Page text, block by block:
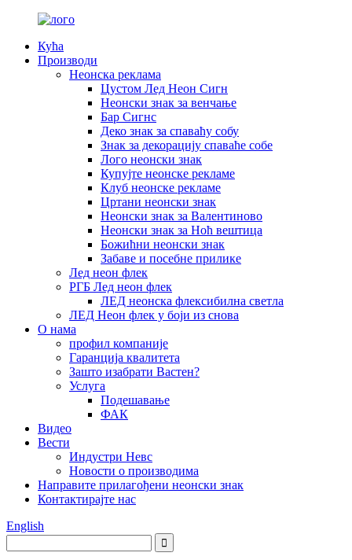
Кућа
Производи
Неонска реклама
Цустом Лед Неон Сигн
Неонски знак за венчање
Бар Сигнс
Деко знак за спаваћу собу
Знак за декорацију спаваће собе
Лого неонски знак
Купујте неонске рекламе
Клуб неонске рекламе
Цртани неонски знак
Неонски знак за Валентиново
Неонски знак за Ноћ вештица
Божићни неонски знак
Забаве и посебне прилике
Лед неон флек
РГБ Лед неон флек
ЛЕД неонска флексибилна светла
ЛЕД Неон флек у боји из снова
О нама
профил компаније
Гаранција квалитета
Зашто изабрати Вастен?
Услуга
Подешавање
ФАК
Видео
Вести
Индустри Невс
Новости о производима
Направите прилагођени неонски знак
Контактирајте нас
English